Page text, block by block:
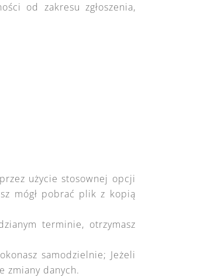
od zakresu zgłoszenia,
użycie stosownej opcji
mógł pobrać plik z kopią
terminie, otrzymasz
samodzielnie; Jeżeli
zmiany danych.